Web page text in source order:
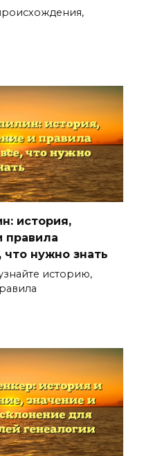
история,
правила
нужно знать
историю,